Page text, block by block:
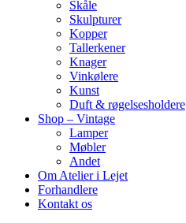
Skåle
Skulpturer
Kopper
Tallerkener
Knager
Vinkølere
Kunst
Duft & røgelsesholdere
Shop – Vintage
Lamper
Møbler
Andet
Om Atelier i Lejet
Forhandlere
Kontakt os